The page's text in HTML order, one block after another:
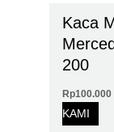
Kaca
200
Rp100.000
KAMI